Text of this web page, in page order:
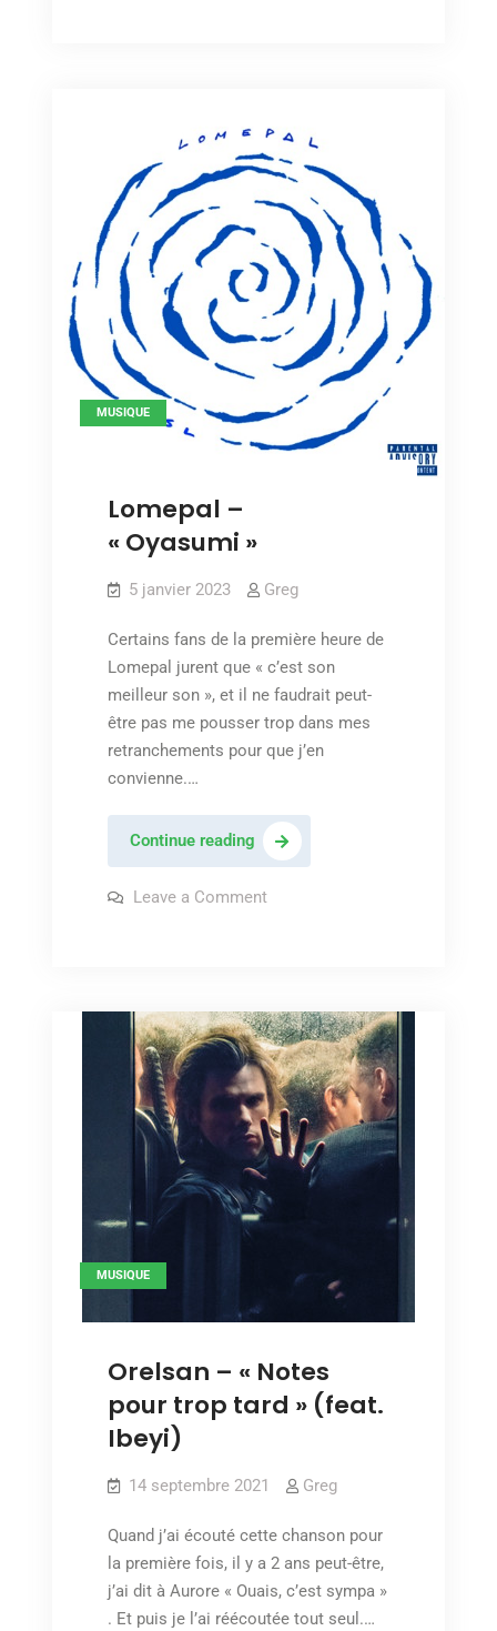
MUSIQUE
Lomepal –
« Oyasumi »
5 janvier 2023 Greg
Certains fans de la première heure de
Lomepal jurent que « c’est son
meilleur son », et il ne faudrait peut-
être pas me pousser trop dans mes
retranchements pour que j’en
convienne.…
Continue readingLomepal
–
« Oyasumi »
Leave a Commenton
MUSIQUE
Orelsan – « Notes
pour trop tard » (feat.
Ibeyi)
14 septembre 2021 Greg
Quand j’ai écouté cette chanson pour
la première fois, il y a 2 ans peut-être,
j’ai dit à Aurore « Ouais, c’est sympa »
. Et puis je l’ai réécoutée tout seul.…